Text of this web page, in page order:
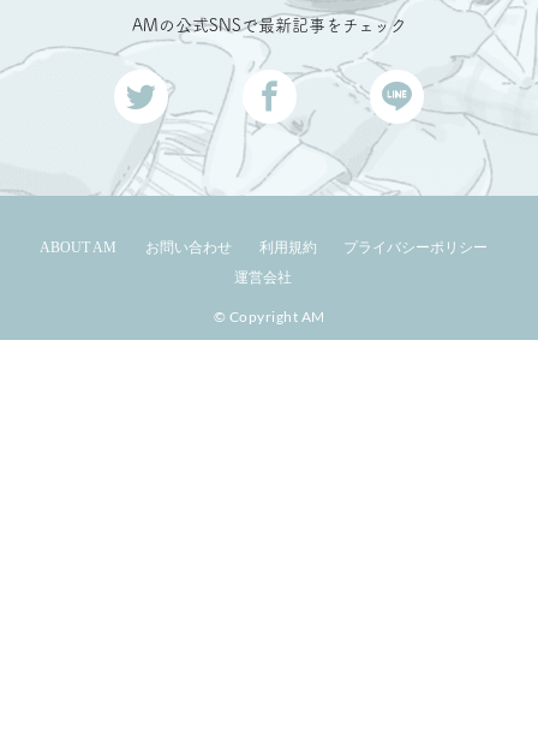
AMの公式SNSで最新記事をチェック
ABOUT AM お問い合わせ 利用規約
プライバシーポリシー
運営会社
© Copyright AM